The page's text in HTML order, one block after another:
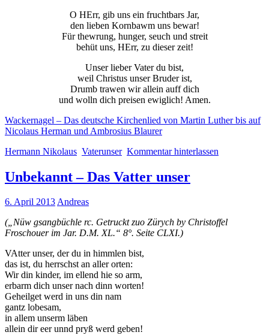
O HErr, gib uns ein fruchtbars Jar,
den lieben Kornbawm uns bewar!
Für thewrung, hunger, seuch und streit
behüt uns, HErr, zu dieser zeit!
Unser lieber Vater du bist,
weil Christus unser Bruder ist,
Drumb trawen wir allein auff dich
und wolln dich preisen ewiglich! Amen.
Wackernagel – Das deutsche Kirchenlied von Martin Luther bis auf
Nicolaus Herman und Ambrosius Blaurer
Hermann Nikolaus Vaterunser Kommentar hinterlassen
Unbekannt – Das Vatter unser
6. April 2013Andreas
(„Nüw gsangbüchle rc. Getruckt zuo Zürych by Christoffel
Froschouer im Jar. D.M. XL.“ 8°. Seite CLXI.)
VAtter unser, der du in himmlen bist,
das ist, du herrschst an aller orten:
Wir din kinder, im ellend hie so arm,
erbarm dich unser nach dinn worten!
Geheilget werd in uns din nam
gantz lobesam,
in allem unserm läben
allein dir eer unnd pryß werd geben!